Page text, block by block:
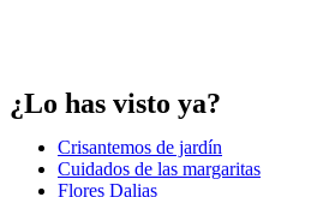
¿Lo has visto ya?
Crisantemos de jardín
Cuidados de las margaritas
Flores Dalias